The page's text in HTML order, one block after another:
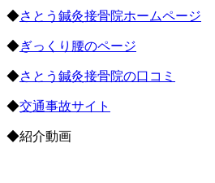
◆さとう鍼灸接骨院ホームページ
◆ぎっくり腰のページ
◆さとう鍼灸接骨院の口コミ
◆交通事故サイト
◆紹介動画